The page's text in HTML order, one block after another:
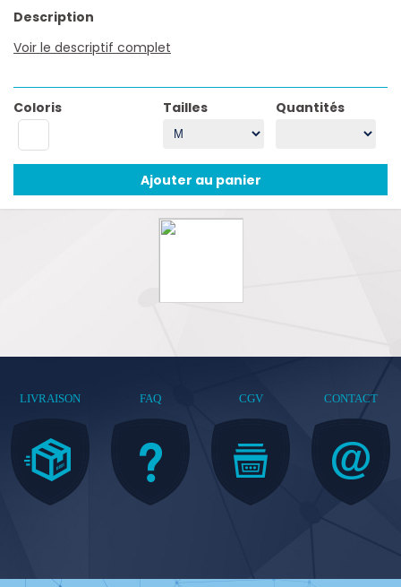
Description
Voir le descriptif complet
Coloris Tailles Quantités
Ajouter au panier
LIVRAISON FAQ CGV CONTACT